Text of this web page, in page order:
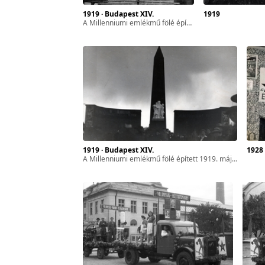
1919 · Budapest XIV.
a Millenniumi emlékmű fölé építik az 1919. május 1-i díszletet a későbbi Hősök terén.
1919
1919 · Budapest XIV.
a Millenniumi emlékmű fölé épített 1919. május 1-i díszlet a későbbi Hősök terén.
1928